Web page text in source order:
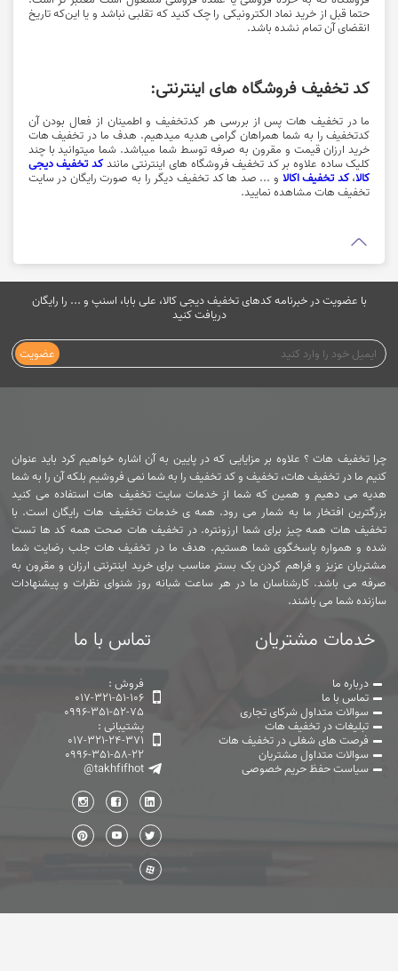
از 80 هزار تومان تخفیف، با سبد خرید یک میلیون تومان از فروشگاه اینترنتی
اسنپ شاپ بهره مند شوید. جهت استفاده از کد تخفیف اسنپ شاپ، روی گزینه
"خرید کنید" کلیک نمایید.
مشاهده
تخفیف اقلام ضروری برای شرایط اضطراری از تکنولایف
کاربران گرامی در شرایط بحرانی و اضطراری میتوانید کالاهای مورد نیاز از جمله
با تخفیف ویژه از فروشگاه اینترنتی تکتولایف خریداری نمایید. جهت استفاده از
مشاهده
30% تخفیف فعلا معتبر پیشنهاد تخفیف دار
تخفیف تا 30 درصد انواع لوازم خانگی و دیجیتال
برای خرید گوشی موبایل، ساعت هوشمند، شارژر، جارو برقی، هندزفری،
لباسشویی، چرخ گوشت و… میتوانید تا 30 درصد تخفیف تکنوآف، از فروشگاه
اینترنتی تکنولایف بهره مند شوید. جهت استفاده از تخفیف و مشاهده کالا روی
150,000 تومان کد تخفیف
کد تخفیف 150 هزار تومانی اسنپ شاپ برای همه کاربران
برای خرید انواع کالای دیجیتال، ورزش و سفر، پوشاک مردانه و زنانه، لوازم خانه
و آشپزخانه و... میتوانید از 150 هزار تومان تخفیف، با سبد خرید 2 میلیون تومان
از اسنپ شاپ بهره مند شوید. برای خرید انواع محصولات از اسنپ شاپ، روی